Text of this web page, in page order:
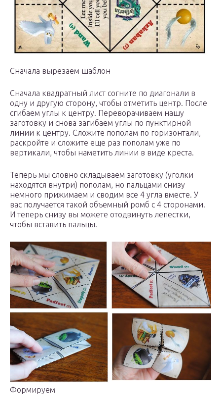
Сначала вырезаем шаблон
Сначала квадратный лист согните по диагонали в
одну и другую сторону, чтобы отметить центр. После
сгибаем углы к центру. Переворачиваем нашу
заготовку и снова загибаем углы по пунктирной
линии к центру. Сложите пополам по горизонтали,
раскройте и сложите еще раз пополам уже по
вертикали, чтобы наметить линии в виде креста.
Теперь мы словно складываем заготовку (уголки
находятся внутри) пополам, но пальцами снизу
немного прижимаем и сводим все 4 угла вместе. У
вас получается такой объемный ромб с 4 сторонами.
И теперь снизу вы можете отодвинуть лепестки,
чтобы вставить пальцы.
Формируем